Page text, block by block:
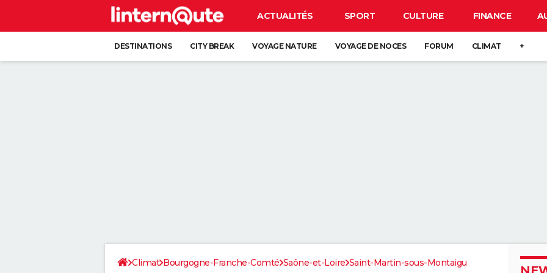
ACTUALITÉS SPORT CULTURE FINANCE
DESTINATIONS CITY BREAK VOYAGE NATURE VOYAGE DE NOCES FORUM CLIMAT +
Climat Bourgogne-Franche-Comté Saône-et-Loire Saint-Martin-sous-Montaigu